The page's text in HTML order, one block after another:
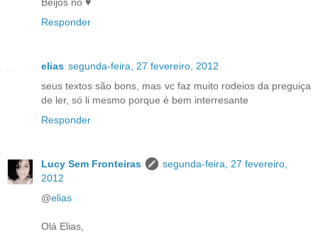
Responder
elias segunda-feira, 27 fevereiro, 2012
seus textos são bons, mas vc faz muito rodeios da preguiça
de ler, só li mesmo porque é bem interresante
Responder
Lucy Sem Fronteiras
segunda-feira, 27 fevereiro,
2012
@elias
Olá Elias,